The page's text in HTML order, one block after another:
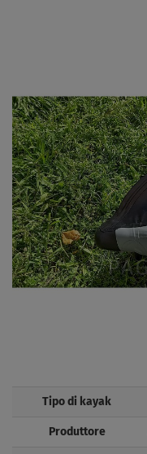
Tipo di kayak
Produttore